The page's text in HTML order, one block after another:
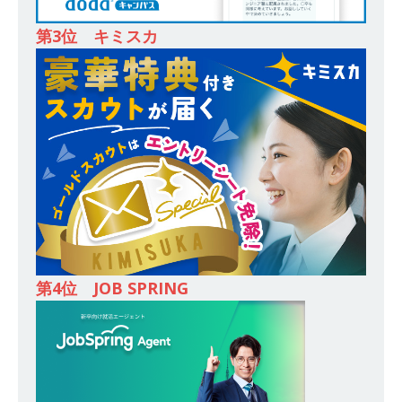
[ 2025年8月7日 ]
≪ 27卒 ｜ アスキヤリからの
推薦で書類選考・適性検査 通過確約!! ≫ 東京渋
谷勤務・転勤なし ｜ 世界唯一のビジネスモデル
を持つ企業 ｜ 国内シェアNo.1の商材を持つメー
カー ｜ 競合企業なし ｜ ニーズが高まるホワイト
ニングサービスをトータルサポート ｜ 土日祝休
み・年間休日125日 ｜ ホワイトエッセンス
育会積極採用企業
[ 2025年8月7日 ]
≪ 27卒 ｜ 大阪勤務・転勤な
し ≫ どこでも通用する営業力を身に付けられる
｜ 関西トップレベルのお金のプロ集団 ｜ 創業以
来17年連続黒字・無借金経営 ｜ ビーウィズコン
サルティング
体育会積極採用企業
第3位 キミスカ
第4位 JOB SPRING